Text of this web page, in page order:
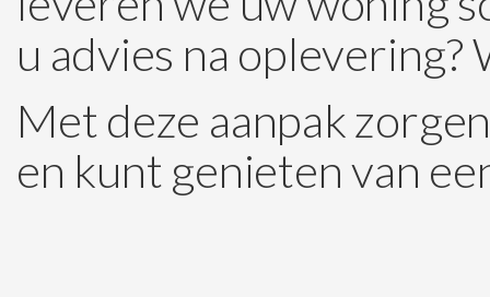
u advies na oplevering?
Met deze aanpak
en kunt genieten van